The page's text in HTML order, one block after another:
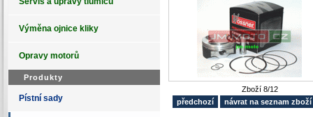
Výměna ojnice kliky
Opravy motorů
Produkty
Pístní sady
Zboží 8/12
předchozí
návrat na seznam